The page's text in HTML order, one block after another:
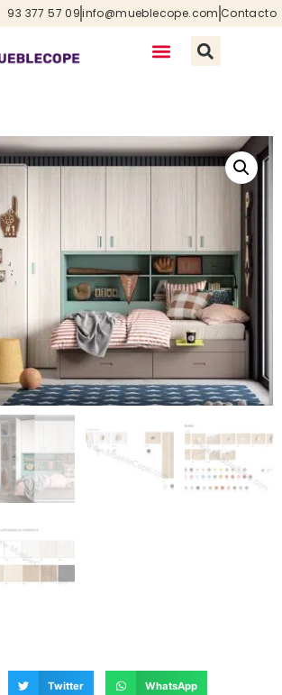
93 377 57 09info@mueblecope.com Contacto
Twitter WhatsApp